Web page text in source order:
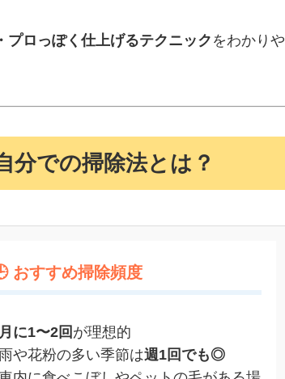
プロっぽく仕上げるテクニック をわかりや
分での掃除法とは？
おすすめ掃除頻度
月に1〜2回 が理想的
雨や花粉の多い季節は週1回でも◎